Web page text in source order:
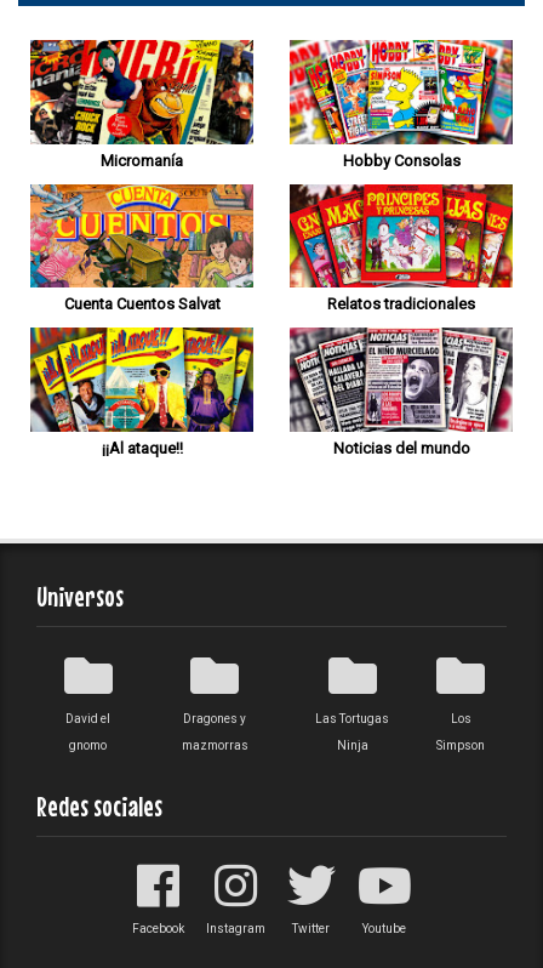
Micromanía Hobby Consolas
Cuenta Cuentos Salvat Relatos tradicionales
¡¡Al ataque!! Noticias del mundo
Universos
David el
gnomo
Dragones y
mazmorras
Las Tortugas
Ninja
Los
Simpson
Redes sociales
Facebook Instagram Twitter Youtube